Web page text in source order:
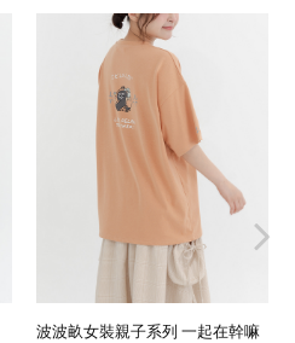
波波畝女裝親子系列 一起在幹嘛